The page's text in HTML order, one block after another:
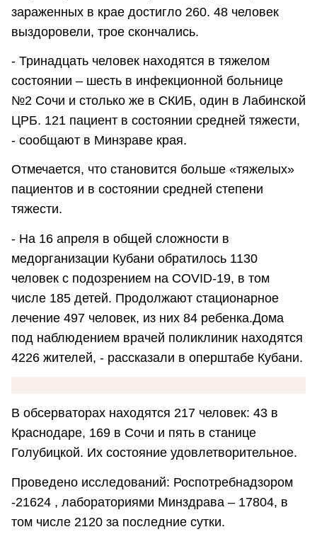
зараженных в крае достигло 260. 48 человек
выздоровели, трое скончались.
- Тринадцать человек находятся в тяжелом
состоянии – шесть в инфекционной больнице
№2 Сочи и столько же в СКИБ, один в Лабинской
ЦРБ. 121 пациент в состоянии средней тяжести,
- сообщают в Минзраве края.
Отмечается, что становится больше «тяжелых»
пациентов и в состоянии средней степени
тяжести.
- На 16 апреля в общей сложности в
медорганизации Кубани обратилось 1130
человек с подозрением на COVID-19, в том
числе 185 детей. Продолжают стационарное
лечение 497 человек, из них 84 ребенка.Дома
под наблюдением врачей поликлиник находятся
4226 жителей, - рассказали в оперштабе Кубани.
В обсерваторах находятся 217 человек: 43 в
Краснодаре, 169 в Сочи и пять в станице
Голубицкой. Их состояние удовлетворительное.
Проведено исследований: Роспотребнадзором
-21624 , лабораториями Минздрава – 17804, в
том числе 2120 за последние сутки.